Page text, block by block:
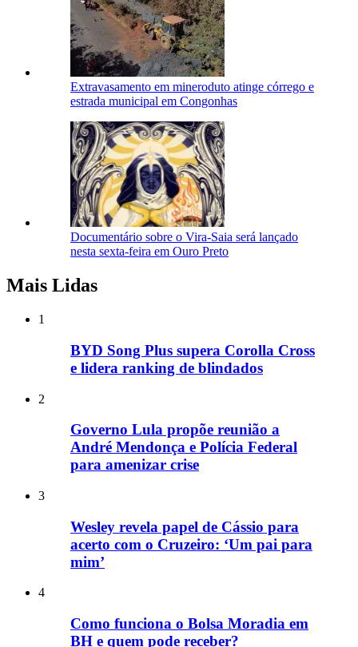
Extravasamento em mineroduto atinge córrego e
estrada municipal em Congonhas
Documentário sobre o Vira-Saia será lançado
nesta sexta-feira em Ouro Preto
Mais Lidas
1
BYD Song Plus supera Corolla Cross
e lidera ranking de blindados
2
Governo Lula propõe reunião a
André Mendonça e Polícia Federal
para amenizar crise
3
Wesley revela papel de Cássio para
acerto com o Cruzeiro: ‘Um pai para
mim’
4
Como funciona o Bolsa Moradia em
BH e quem pode receber?